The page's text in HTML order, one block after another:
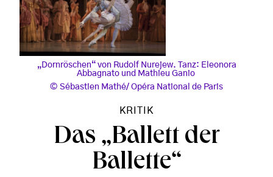
„Dornröschen“ von Rudolf Nurejew. Tanz: Eleonora
Abbagnato und Mathieu Ganio
Sébastien Mathé/ Opéra National de Paris
KRITIK
Das „Ballett der
Ballette“